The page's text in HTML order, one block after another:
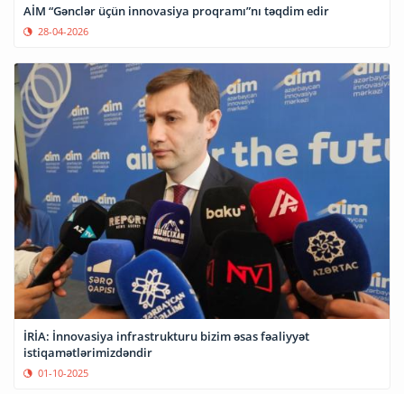
AİM “Gənclər üçün innovasiya proqramı”nı təqdim edir
28-04-2026
İRİA: İnnovasiya infrastrukturu bizim əsas fəaliyyət
istiqamətlərimizdəndir
01-10-2025